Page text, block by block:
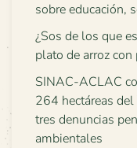
sobre educación,
¿Sos de los que
plato de arroz
SINAC-ACLAC
264 hectáreas
tres denuncias
ambientales